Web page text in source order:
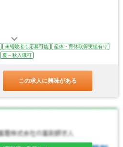
未経験者も応募可能
産休・育休取得実績有り
夏～秋入職可
この求人に興味がある